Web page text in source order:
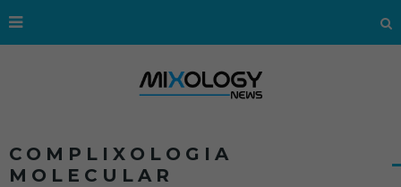
COMPLIXOLOGIA
MOLECULAR